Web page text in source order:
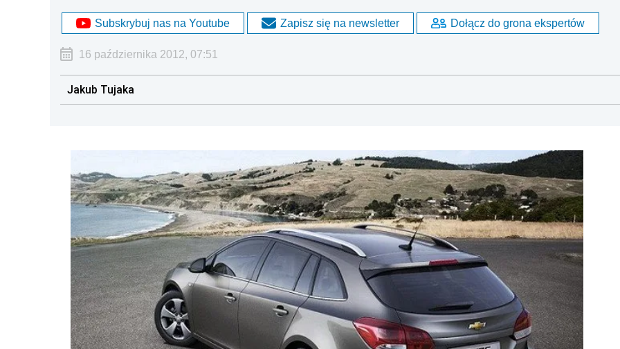
Subskrybuj nas na Youtube Zapisz się na newsletter Dołącz do grona ekspertów
16 października 2012, 07:51
Jakub Tujaka